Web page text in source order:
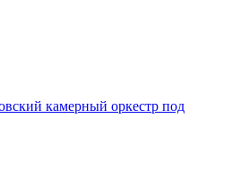
камерный оркестр под